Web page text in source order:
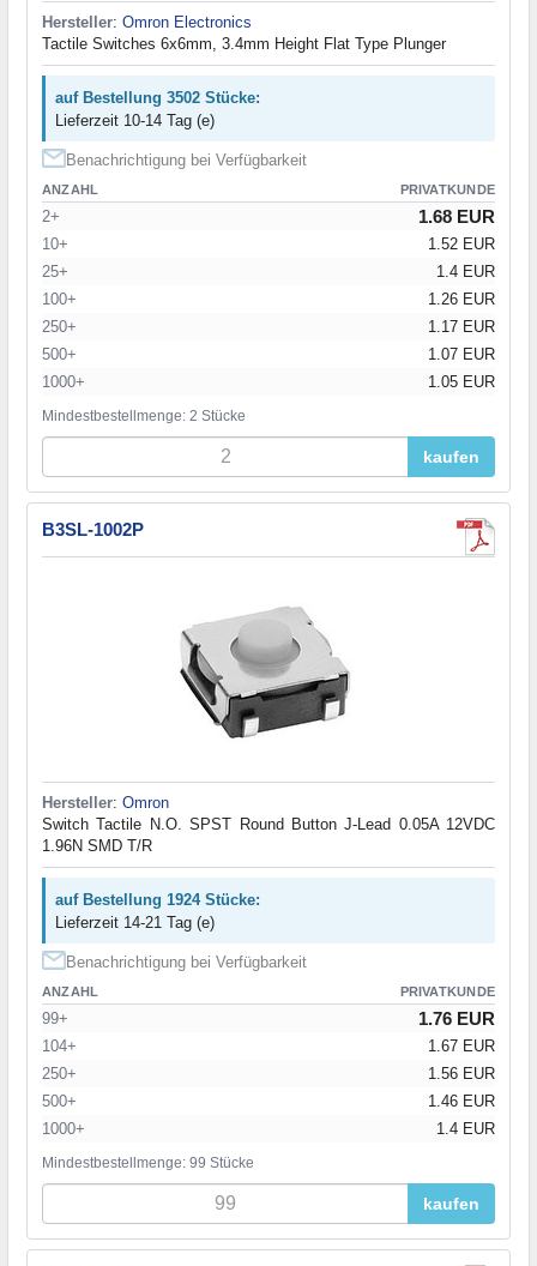
Hersteller: Omron Electronics
Tactile Switches 6x6mm, 3.4mm Height Flat Type Plunger
auf Bestellung 3502 Stücke:
Lieferzeit 10-14 Tag (e)
Benachrichtigung bei Verfügbarkeit
ANZAHL PRIVATKUNDE
2+ 1.68 EUR
10+
1.52 EUR
25+
1.4 EUR
100+
1.26 EUR
250+
1.17 EUR
500+
1.07 EUR
1000+
1.05 EUR
Mindestbestellmenge: 2 Stücke
kaufen
B3SL-1002P
Hersteller: Omron
Switch Tactile N.O. SPST Round Button J-Lead 0.05A 12VDC
1.96N SMD T/R
auf Bestellung 1924 Stücke:
Lieferzeit 14-21 Tag (e)
Benachrichtigung bei Verfügbarkeit
ANZAHL PRIVATKUNDE
99+ 1.76 EUR
104+
1.67 EUR
250+
1.56 EUR
500+
1.46 EUR
1000+
1.4 EUR
Mindestbestellmenge: 99 Stücke
kaufen